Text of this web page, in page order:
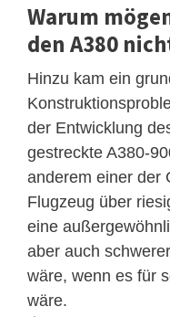
Warum
den A380
Hinzu kam ein
der Entwicklung
gestreckte A380-
anderem einer der
Flugzeug über
eine
aber auch
wäre, wenn es für
wäre.